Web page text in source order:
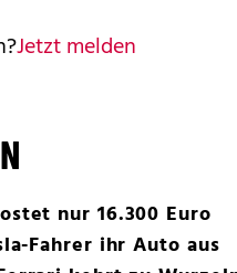
Jetzt melden
nur 16.300 Euro
Fahrer ihr Auto aus